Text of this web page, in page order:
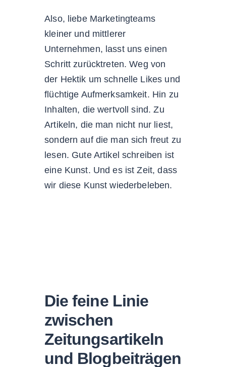
Also, liebe Marketingteams
kleiner und mittlerer
Unternehmen, lasst uns einen
Schritt zurücktreten. Weg von
der Hektik um schnelle Likes und
flüchtige Aufmerksamkeit. Hin zu
Inhalten, die wertvoll sind. Zu
Artikeln, die man nicht nur liest,
sondern auf die man sich freut zu
lesen. Gute Artikel schreiben ist
eine Kunst. Und es ist Zeit, dass
wir diese Kunst wiederbeleben.
Die feine Linie
zwischen
Zeitungsartikeln
und Blogbeiträgen